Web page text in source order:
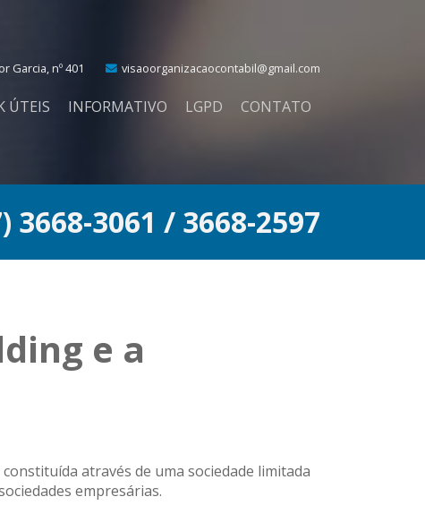
Garcia, nº 401 visaoorganizacaocontabil@gmail.com
ÚTEIS INFORMATIVO LGPD CONTATO
3668-3061 / 3668-2597
e a
através de uma sociedade limitada
empresárias.